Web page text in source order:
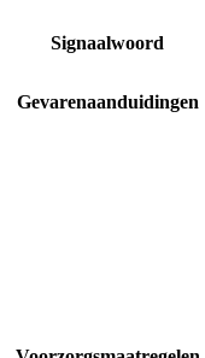
Signaalwoord
Gevarenaanduidingen